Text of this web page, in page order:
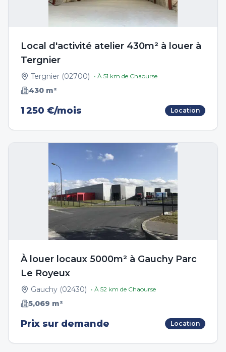
Local d'activité atelier 430m² à louer à
Tergnier
Tergnier (02700) • À 51 km de Chaourse
430 m²
1 250 €/mois Location
À louer locaux 5000m² à Gauchy Parc
Le Royeux
Gauchy (02430) • À 52 km de Chaourse
5,069 m²
Prix sur demande Location